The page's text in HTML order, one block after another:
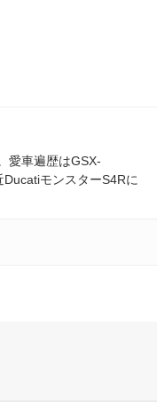
愛車遍歴はGSX-
モンスターS4Rに